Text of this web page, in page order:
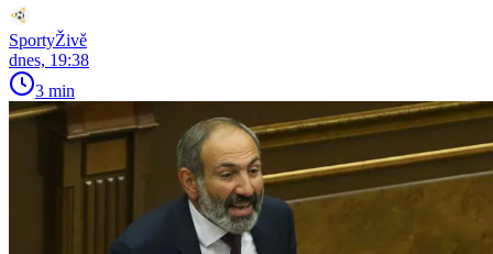
SportyŽivě
dnes, 19:38
3 min